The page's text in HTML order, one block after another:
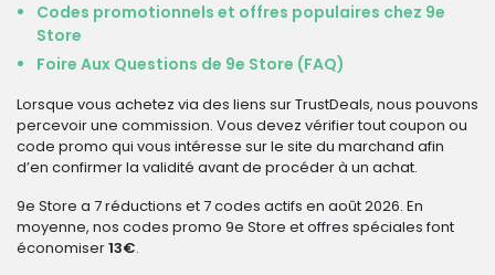
Codes promotionnels et offres populaires chez 9e
Store
Foire Aux Questions de 9e Store (FAQ)
Lorsque vous achetez via des liens sur TrustDeals, nous pouvons
percevoir une commission. Vous devez vérifier tout coupon ou
code promo qui vous intéresse sur le site du marchand afin
d’en confirmer la validité avant de procéder à un achat.
9e Store a 7 réductions et 7 codes actifs en août 2026. En
moyenne, nos codes promo 9e Store et offres spéciales font
économiser13€.